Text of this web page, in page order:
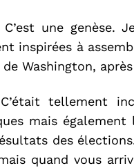
C’est une genèse.
inspirées à
de Washington,
C’était tellement
mais également
des
quand vous